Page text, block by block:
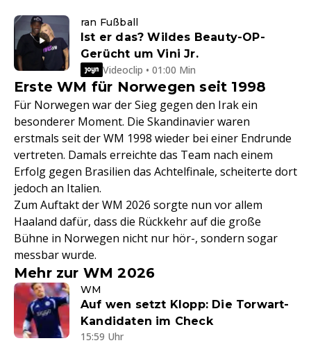
ran Fußball
Ist er das? Wildes Beauty-OP-
Gerücht um Vini Jr.
Videoclip • 01:00 Min
Erste WM für Norwegen seit 1998
Für Norwegen war der Sieg gegen den Irak ein
besonderer Moment. Die Skandinavier waren
erstmals seit der WM 1998 wieder bei einer Endrunde
vertreten. Damals erreichte das Team nach einem
Erfolg gegen Brasilien das Achtelfinale, scheiterte dort
jedoch an Italien.
Zum Auftakt der WM 2026 sorgte nun vor allem
Haaland dafür, dass die Rückkehr auf die große
Bühne in Norwegen nicht nur hör-, sondern sogar
messbar wurde.
Mehr zur WM 2026
WM
Auf wen setzt Klopp: Die Torwart-
Kandidaten im Check
15:59 Uhr